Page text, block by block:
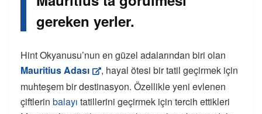
gereken yerler.
Hint Okyanusu’nun en güzel adalarından biri olan
Mauritius Adası
, hayal ötesi bir tatil geçirmek için
muhteşem bir destinasyon. Özellikle yeni evlenen
çiftlerin balayı tatillerini geçirmek için tercih ettikleri